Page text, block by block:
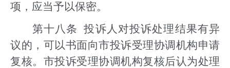
项，应当予以保密。
第十八条 投诉人对投诉处理结果有异
议的，可以书面向市投诉受理协调机构申请
复核。市投诉受理协调机构复核后认为处理